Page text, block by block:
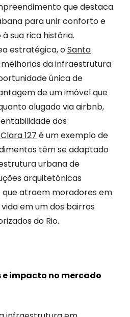
que destaca
para unir conforto e
sua rica história.
estratégica, oSanta
da infraestrutura
única de
de um imóvel que
alugado via airbnb,
dos
127 é um exemplo de
têm se adaptado
urbana de
arquitetônicas
que atraem moradores em
em um dos bairros
do Rio.
impacto no mercado